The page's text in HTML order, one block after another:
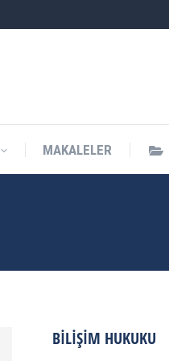
MAKALELER
BILIŞIM HUKUKU